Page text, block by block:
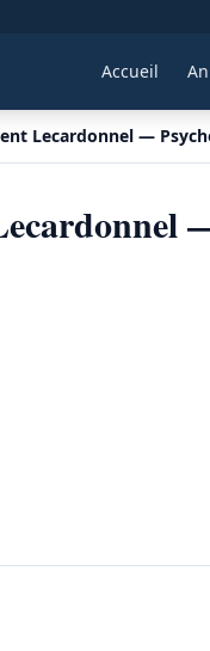
Accueil
Lecardonnel —